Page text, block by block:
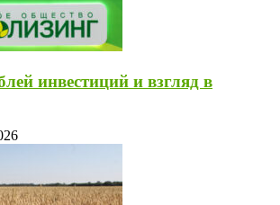
инвестиций и взгляд в